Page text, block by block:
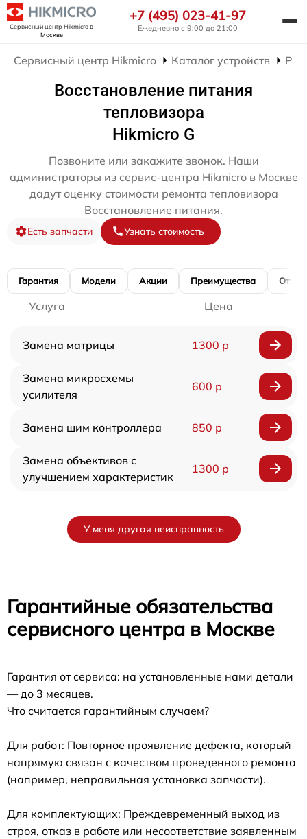
Сервисный центр Hikmicroв
Москве
+7 (495) 023-41-97
Ежедневно с 9:00 до 21:00
Сервисный центр Hikmicro Каталог устройств
Восстановление питания
тепловизора
Hikmicro G
Позвоните или закажите звонок. Наши
администраторы из сервис-центра Hikmicro в Москве
дадут оценку стоимости ремонта тепловизора
Восстановление питания.
Есть запчасти Узнать стоимость
Гарантия Модели Акции Преимущества
Услуга Цена
Замена матрицы 1300 р
Замена микросхемы
усилителя
600 р
Замена шим контроллера 850 р
Замена объективов с
улучшением характеристик
1300 р
У меня другая неисправность
Гарантийные обязательства
сервисного центра в Москве
Гарантия от сервиса: на установленные нами детали
— до 3 месяцев.
Что считается гарантийным случаем?
Для работ: Повторное проявление дефекта, который
напрямую связан с качеством проведенного ремонта
(например, неправильная установка запчасти).
Для комплектующих: Преждевременный выход из
строя, отказ в работе или несоответствие заявленным